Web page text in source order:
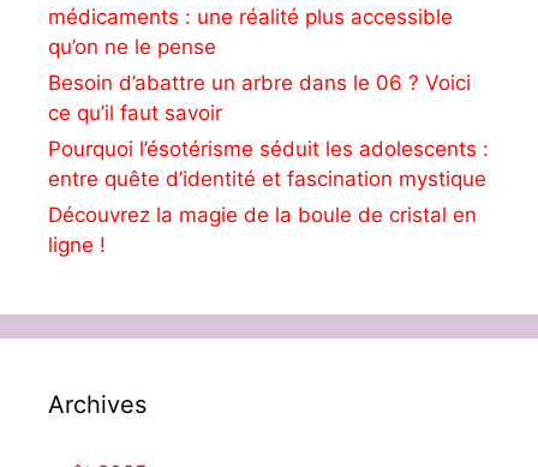
médicaments : une réalité plus accessible
qu’on ne le pense
Besoin d’abattre un arbre dans le 06 ? Voici
ce qu’il faut savoir
Pourquoi l’ésotérisme séduit les adolescents :
entre quête d’identité et fascination mystique
Découvrez la magie de la boule de cristal en
ligne !
Archives